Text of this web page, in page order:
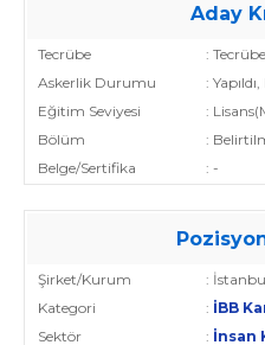
Aday
Tecrübe
:
Askerlik Durumu
:
Eğitim Seviyesi
:
Bölüm
:
Belge/Sertifika
: -
Şirket/Kurum
:
Kategori
: İBB
Sektör
: İnsan